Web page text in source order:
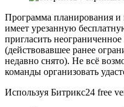
Программа планирования и
имеет урезанную
пригласить
(действовавшее ранее
недавно снято). Не всё
команды организовать
Используя Битрикс24 free